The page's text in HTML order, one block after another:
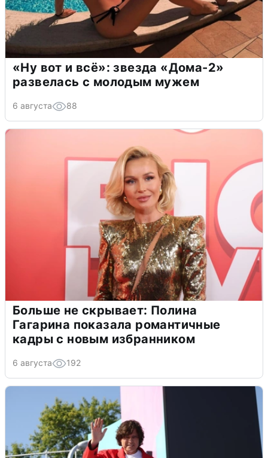
«Ну вот и всё»: звезда «Дома-2»
развелась с молодым мужем
6 августа 88
Больше не скрывает: Полина
Гагарина показала романтичные
кадры с новым избранником
6 августа 192